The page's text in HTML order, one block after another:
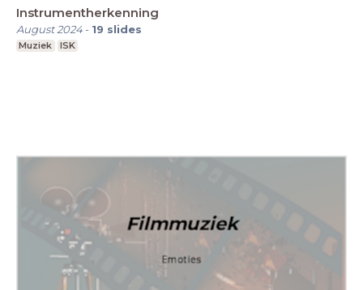
Instrumentherkenning
August 2024- 19 slides
Muziek ISK